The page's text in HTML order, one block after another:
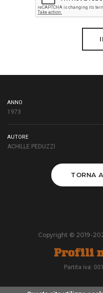
ANNO
1973
AUTORE
ACHILLE PEDUZZI
TORNA
Copyright © 2019-
Partita iva: